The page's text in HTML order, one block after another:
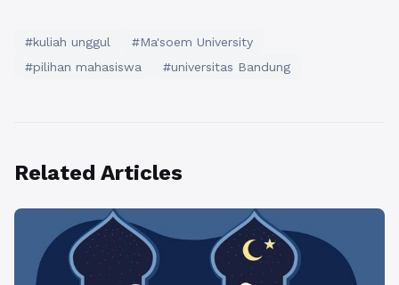
#kuliah unggul
#Ma'soem University
#pilihan mahasiswa
#universitas Bandung
Related Articles